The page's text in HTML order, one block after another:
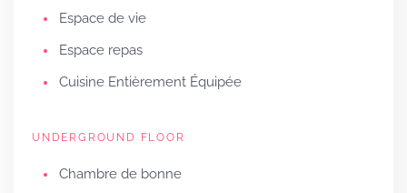
Espace de vie
Espace repas
Cuisine Entièrement Équipée
UNDERGROUND FLOOR
Chambre de bonne